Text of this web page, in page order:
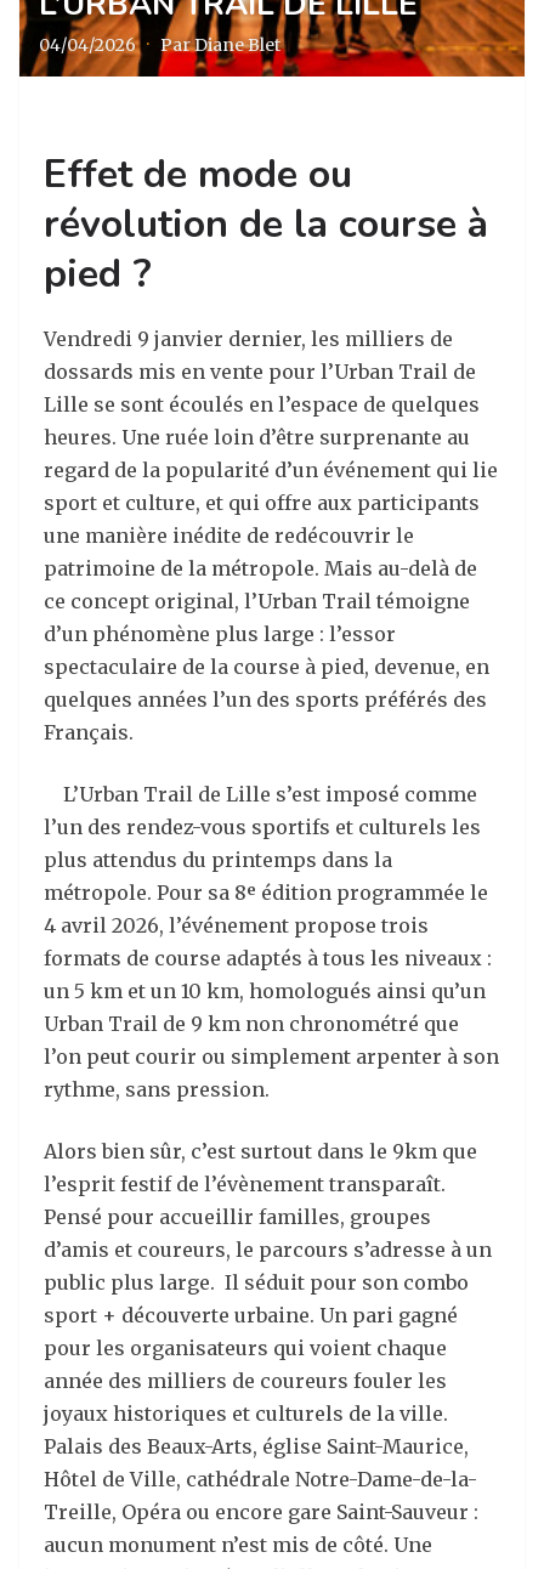
04/04/2026 · Par Diane Blet
Effet de mode ou
révolution de la course à
pied ?
Vendredi 9 janvier dernier, les milliers de
dossards mis en vente pour l’Urban Trail de
Lille se sont écoulés en l’espace de quelques
heures. Une ruée loin d’être surprenante au
regard de la popularité d’un événement qui lie
sport et culture, et qui offre aux participants
une manière inédite de redécouvrir le
patrimoine de la métropole. Mais au-delà de
ce concept original, l’Urban Trail témoigne
d’un phénomène plus large : l’essor
spectaculaire de la course à pied, devenue, en
quelques années l’un des sports préférés des
Français.
L’Urban Trail de Lille s’est imposé comme
l’un des rendez-vous sportifs et culturels les
plus attendus du printemps dans la
métropole. Pour sa 8ᵉ édition programmée le
4 avril 2026, l’événement propose trois
formats de course adaptés à tous les niveaux :
un 5 km et un 10 km, homologués ainsi qu’un
Urban Trail de 9 km non chronométré que
l’on peut courir ou simplement arpenter à son
rythme, sans pression.
Alors bien sûr, c’est surtout dans le 9km que
l’esprit festif de l’évènement transparaît.
Pensé pour accueillir familles, groupes
d’amis et coureurs, le parcours s’adresse à un
public plus large. Il séduit pour son combo
sport + découverte urbaine. Un pari gagné
pour les organisateurs qui voient chaque
année des milliers de coureurs fouler les
joyaux historiques et culturels de la ville.
Palais des Beaux-Arts, église Saint-Maurice,
Hôtel de Ville, cathédrale Notre-Dame-de-la-
Treille, Opéra ou encore gare Saint-Sauveur :
aucun monument n’est mis de côté. Une